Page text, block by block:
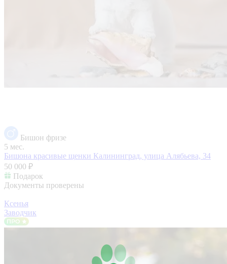
Бишон фризе
5 мес.
Бишона красивые щенки Калининград, улица Алябьева, 34
50 000 ₽
Подарок
Документы проверены
Ксенья
Заводчик